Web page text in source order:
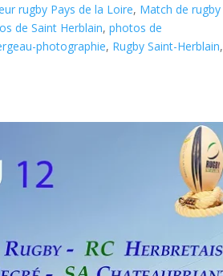
rugby Pays de la Loire, Match de rugby
de Saint Herblain,photos de
photographie, Rugby Saint-Herblain,